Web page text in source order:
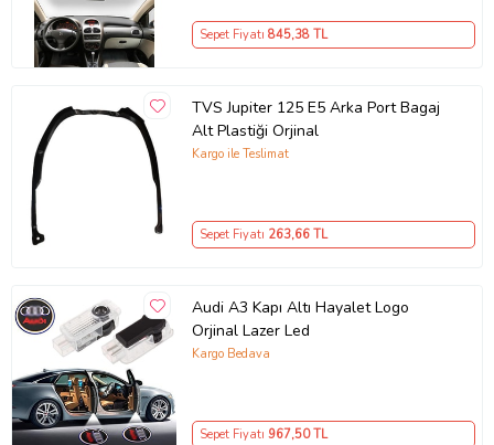
Sepet Fiyatı 845,38 TL
TVS Jupiter 125 E5 Arka Port Bagaj
Alt Plastiği Orjinal
Kargo ile Teslimat
Sepet Fiyatı 263,66 TL
Audi A3 Kapı Altı Hayalet Logo
Orjinal Lazer Led
Kargo Bedava
Sepet Fiyatı 967,50 TL